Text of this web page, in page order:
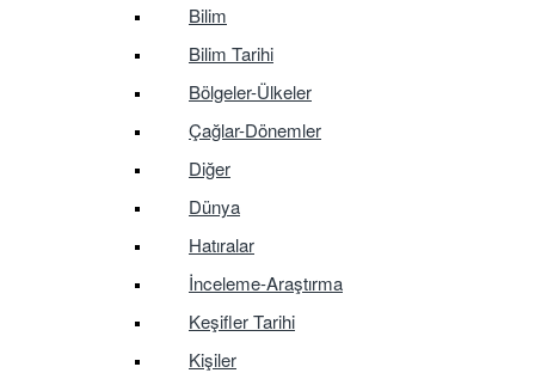
Bilim
Bilim Tarihi
Bölgeler-Ülkeler
Çağlar-Dönemler
Diğer
Dünya
Hatıralar
İnceleme-Araştırma
Keşifler Tarihi
Kişiler